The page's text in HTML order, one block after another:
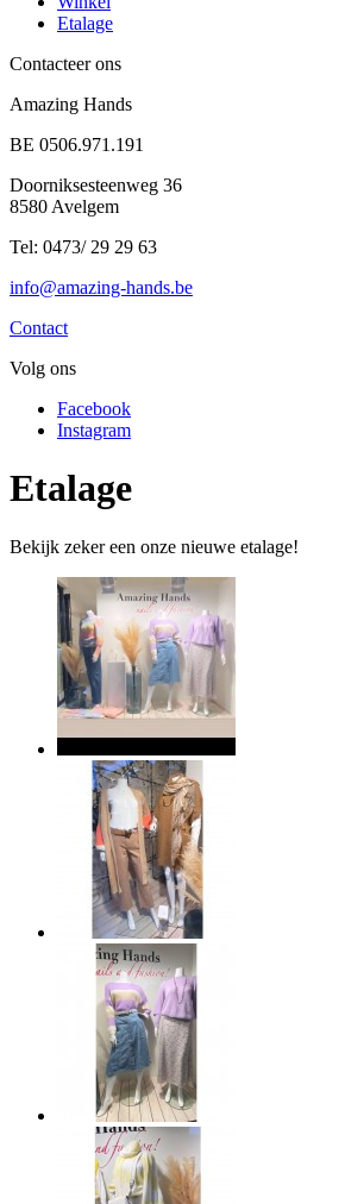
Etalage
Contacteer ons
Amazing Hands
BE 0506.971.191
Doorniksesteenweg 36
8580 Avelgem
Tel: 0473/ 29 29 63
info@amazing-hands.be
Contact
Volg ons
Facebook
Instagram
Etalage
Bekijk zeker een onze nieuwe etalage!